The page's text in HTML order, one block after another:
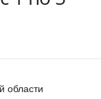
области